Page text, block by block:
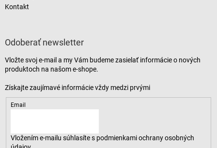
Kontakt
Odoberať newsletter
Vložte svoj e-mail a my Vám budeme zasielať informácie o nových
produktoch na našom e-shope.
Email
Vložením e-mailu súhlasíte s podmienkami ochrany osobných